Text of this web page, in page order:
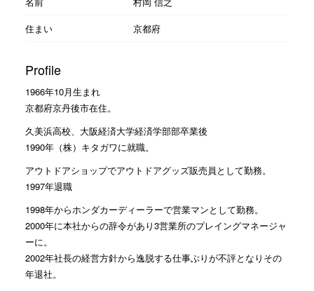
住まい
京都府
Profile
1966年10月生まれ
京都府京丹後市在住。
久美浜高校、大阪経済大学経済学部部卒業後
1990年（株）キタガワに就職。
アウトドアショップでアウトドアグッズ販売員として勤務。
1997年退職
1998年からホンダカーディーラーで営業マンとして勤務。
2000年に本社からの辞令があり3営業所のプレイングマネージャ
ーに。
2002年社長の経営方針から逸脱する仕事ぶりが不評となりその
年退社。